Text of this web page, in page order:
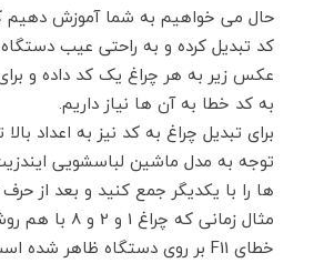
حال می خواهیم به شما آموزش دهیم
کد تبدیل کرده و به راحتی عیب دستگاه
عکس زیر به هر چراغ یک کد داده و
به کد خطا به آن ها نیاز داریم.
برای تبدیل چراغ به کد نیز به اعداد
توجه به مدل ماشین لباسشویی
مثال زمانی که
خطای F11 بر روی دستگاه ظاهر شده است.